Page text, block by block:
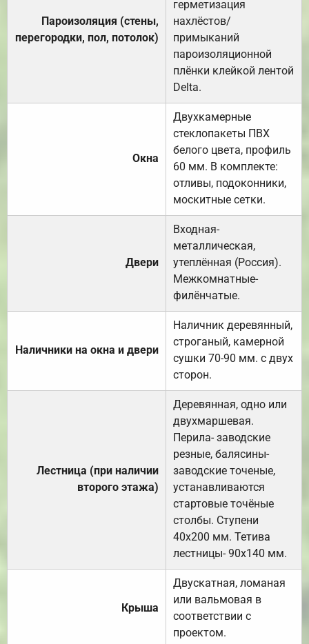
Пароизоляция (стены,
перегородки, пол, потолок)
герметизация
нахлёстов/
примыканий
пароизоляционной
плёнки клейкой лентой
Delta.
Окна
Двухкамерные
стеклопакеты ПВХ
белого цвета, профиль
60 мм. В комплекте:
отливы, подоконники,
москитные сетки.
Двери
Входная-
металлическая,
утеплённая (Россия).
Межкомнатные-
филёнчатые.
Наличники на окна и двери
Наличник деревянный,
строганый, камерной
сушки 70-90 мм. с двух
сторон.
Лестница (при наличии
второго этажа)
Деревянная, одно или
двухмаршевая.
Перила- заводские
резные, балясины-
заводские точеные,
устанавливаются
стартовые точёные
столбы. Ступени
40х200 мм. Тетива
лестницы- 90х140 мм.
Крыша
Двускатная, ломаная
или вальмовая в
соответствии с
проектом.